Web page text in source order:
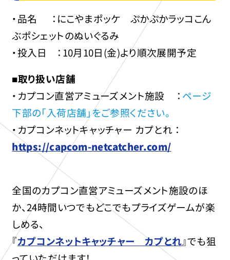
・品名 ：にこやまポッケ ぷかぷかラッコこん
ぶポシェットのぬいぐるみ
・投入日 ：10月10日(金)より順次展開予定
■取り扱い店舗
・カプコン直営アミューズメント施設 ： ページ
下部の「入荷店舗」をご参照ください。
・カプコンネットキャッチャー カプとれ ：
https://capcom-netcatcher.com/
全国のカプコン直営アミューズメント施設のほ
か、24時間いつでもどこでもプライズゲームが楽
しめる、
『カプコンネットキャッチャー カプとれ』でも狙